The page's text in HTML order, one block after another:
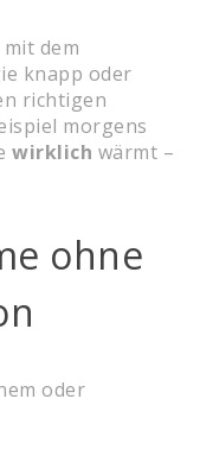
dem
knapp oder
richtigen
morgens
wirklich wärmt –
ohne
oder